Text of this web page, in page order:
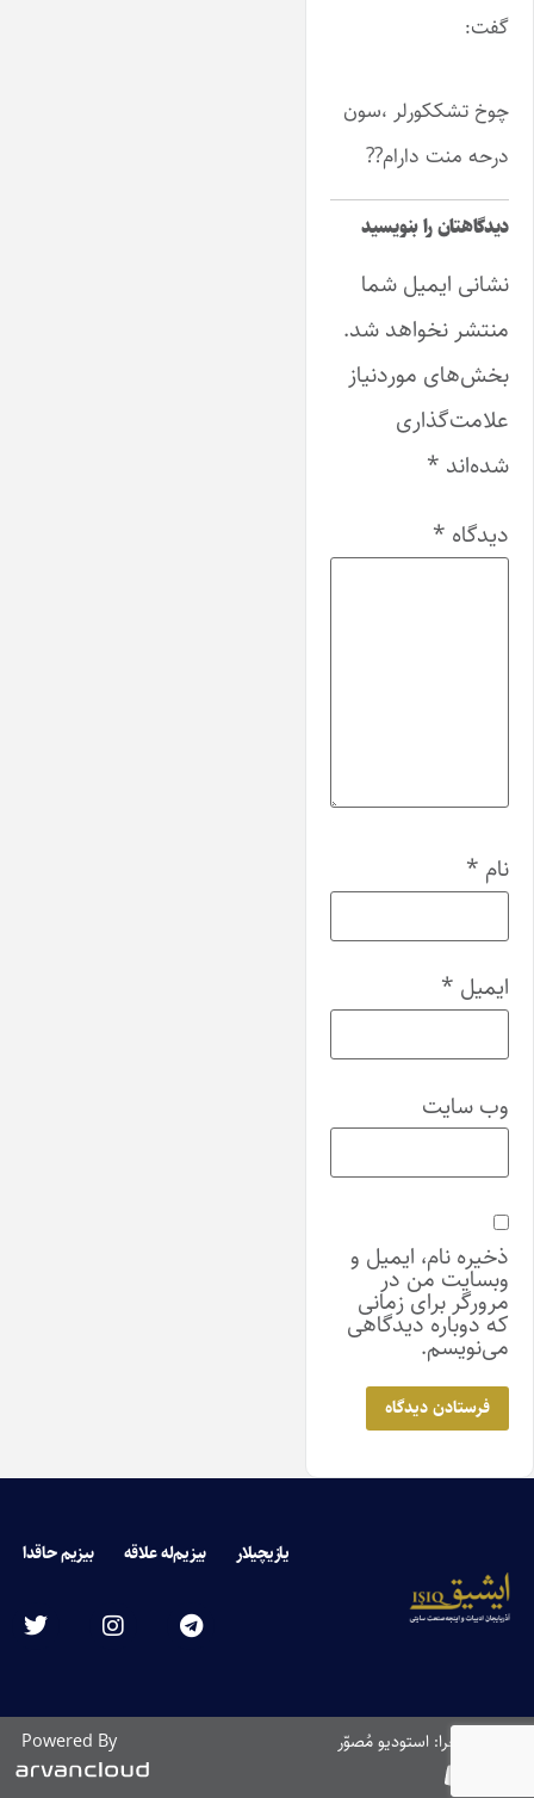
گفت:
چوخ تشککورلر ،سون
درحه منت دارام??
دیدگاهتان را بنویسید
نشانی ایمیل شما
منتشر نخواهد شد.
بخش‌های موردنیاز
علامت‌گذاری
شده‌اند *
دیدگاه *
نام *
ایمیل *
وب‌ سایت
ذخیره نام، ایمیل و
وبسایت من در
مرورگر برای زمانی
که دوباره دیدگاهی
می‌نویسم.
یازیچیلار بیزیم‌له علاقه بیزیم حاقدا
طراحی و اجرا: استودیو مُصوّر Powered By